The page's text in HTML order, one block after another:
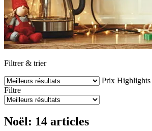
Filtrer & trier
Prix Highlights
Filtre
Noël: 14 articles